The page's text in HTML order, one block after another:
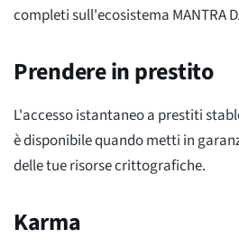
completi sull'ecosistema MANTRA
Prendere in prestito
L'accesso istantaneo a prestiti
è disponibile quando metti in
delle tue risorse crittografiche.
Karma